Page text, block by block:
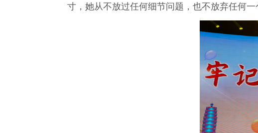
寸，她从不放过任何细节问题，也不放弃任何一